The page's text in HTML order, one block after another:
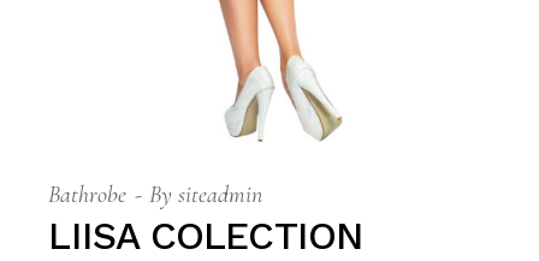
Bathrobe By siteadmin
LIISA COLECTION